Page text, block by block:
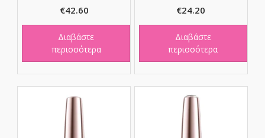
€42.60
Διαβάστε
περισσότερα
€24.20
Διαβάστε
περισσότερα